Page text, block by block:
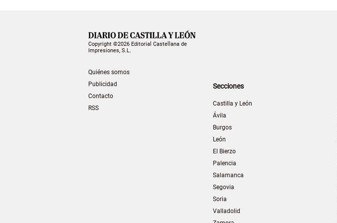
Copyright ©2026 Editorial Castellana de
Impresiones, S.L.
Quiénes somos
Publicidad
Contacto
RSS
Secciones
Castilla y León
Ávila
Burgos
León
El Bierzo
Palencia
Salamanca
Segovia
Soria
Valladolid